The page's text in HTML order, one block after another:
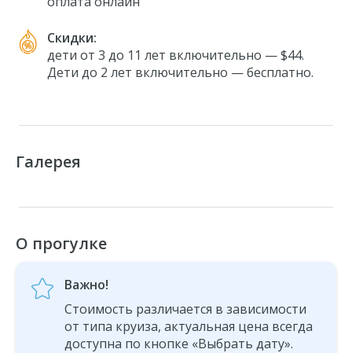
Скидки:
дети от 3 до 11 лет включительно — $44.
Дети до 2 лет включительно — бесплатно.
О прогулке
Важно!
Стоимость различается в зависимости
от типа круиза, актуальная цена всегда
доступна по кнопке «Выбрать дату».
Галерея